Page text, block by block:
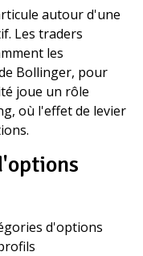
autour d'une
Les traders
les
Bollinger, pour
joue un rôle
où l'effet de levier
d'options